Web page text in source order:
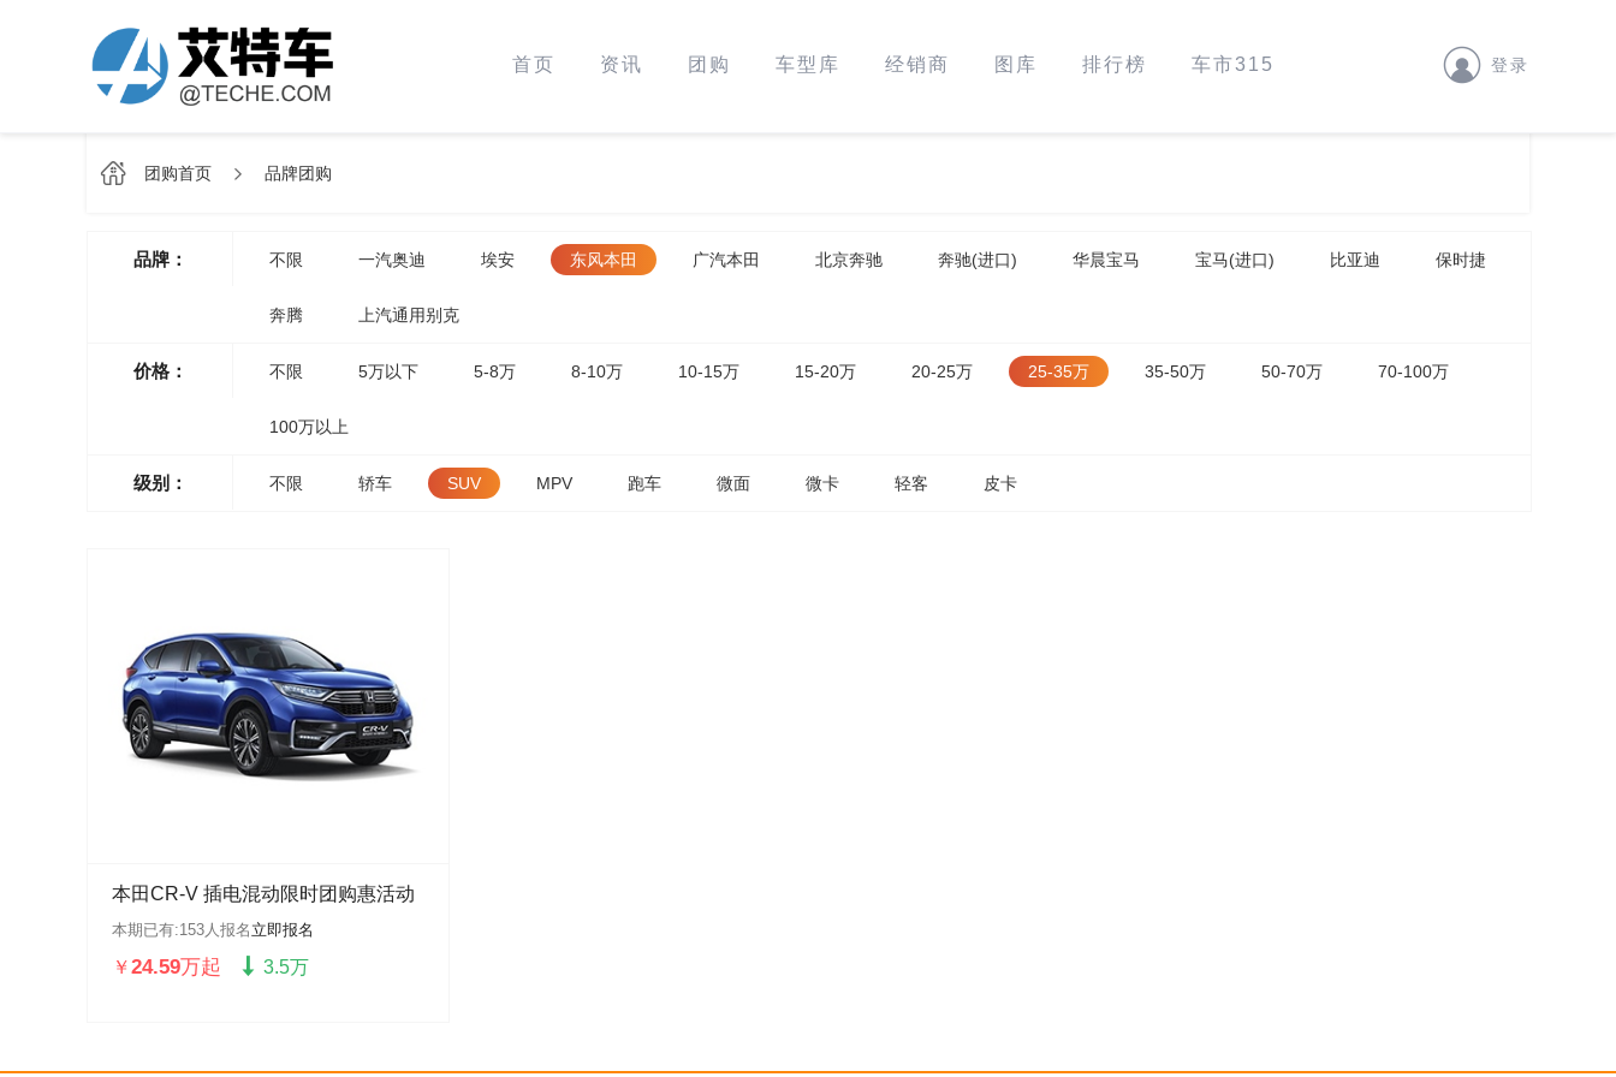
首页 资讯 团购 车型库 经销商 图库 排行榜 车市315 登录
团购首页 品牌团购
品牌： 不限 一汽奥迪 埃安 东风本田 广汽本田 北京奔驰 奔驰(进口) 华晨宝马 宝马(进口) 比亚迪 保时捷
奔腾 上汽通用别克
价格： 不限 5万以下 5-8万 8-10万 10-15万 15-20万 20-25万 25-35万 35-50万 50-70万 70-100万
100万以上
级别： 不限 轿车 SUV MPV 跑车 微面 微卡 轻客 皮卡
本田CR-V 插电混动限时团购惠活动
本期已有:153 人报名 立即报名
￥24.59万起 3.5万